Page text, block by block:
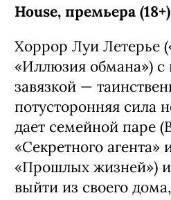
House, премьера (18+)
Хоррор Луи Летерье
«Иллюзия обмана») с
завязкой —
потусторонняя сила
дает семейной паре
«Секретного агента»
«Прошлых жизней»)
выйти из своего